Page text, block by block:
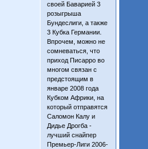
своей Баварией 3
розыгрыша
Бундеслиги, а также
3 Кубка Германии.
Впрочем, можно не
сомневаться, что
приход Писарро во
многом связан с
предстоящим в
январе 2008 года
Кубком Африки, на
который отправятся
Саломон Калу и
Дидье Дрогба -
лучший снайпер
Премьер-Лиги 2006-